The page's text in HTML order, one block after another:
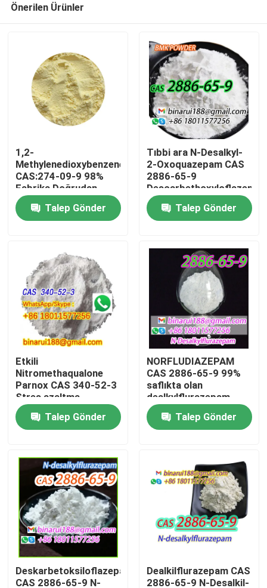
Ürün
Videolar
Hakkımızda
Fabrika turu
Kalite kontrol
Bir teklif isteği
Günlük Kimyasal Hammaddeler
Organik olmayan kimyasallar ham madde
İnce Kimyasal Ara Maddeler
Önerilen Ürünler
1,2-
Methylenedioxybenzene
CAS:274-09-9 98%
Fabrika Doğrudan
Yüksek Kaliteli Yerine
Paketleme talebe göre
Talep Gönder
Tıbbi ara N-Desalkyl-
2-Oxoquazepam CAS
2886-65-9
Katı Formda Düzenli
Katı
Talep Gönder
Etkili
Nitromethaqualone
Parnox CAS 340-52-3
Stres azaltma
Talep Gönder
NORFLUDIAZEPAM
CAS 2886-65-9 99%
saflıkta olan
dealkylflurazepam
Talep Gönder
Deskarbetoksiloflazepat
CAS 2886-65-9 N-
Dealkilflurazepam CAS
2886-65-9 N-Desalkil-